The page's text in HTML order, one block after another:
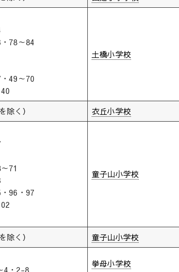
78～84
49～70
土橋小学校
除く） 衣丘小学校
71
96・97
童子山小学校
除く） 童子山小学校
4・2-8
挙母小学校